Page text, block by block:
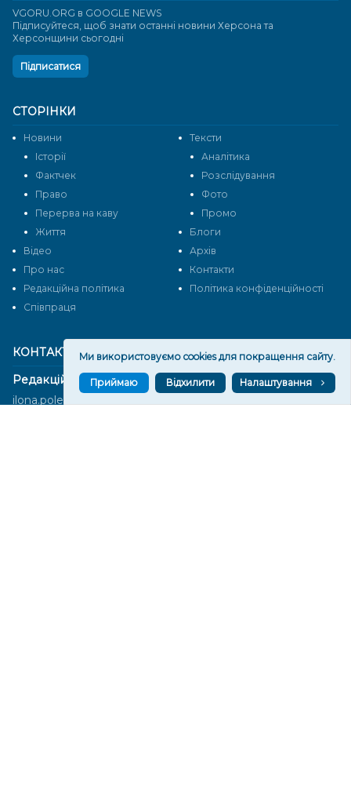
КОНТАКТИ
Редакційний відділ:
ilona.polesova@gmail.com
СТОРІНКИ
Новини
Тексти
Історії
Аналітика
Фактчек
Розслідування
Право
Фото
Перерва на каву
Промо
Життя
Блоги
Відео
Архів
Про нас
Контакти
Редакційна політика
Політика конфіденційності
Cпівпраця
VGORU.ORG в GOOGLE NEWS
Підписуйтеся, щоб знати останні новини Херсона та
Херсонщини сьогодні
Підписатися
Ми використовуємо cookies для покращення сайту.
Приймаю Відхилити Налаштування